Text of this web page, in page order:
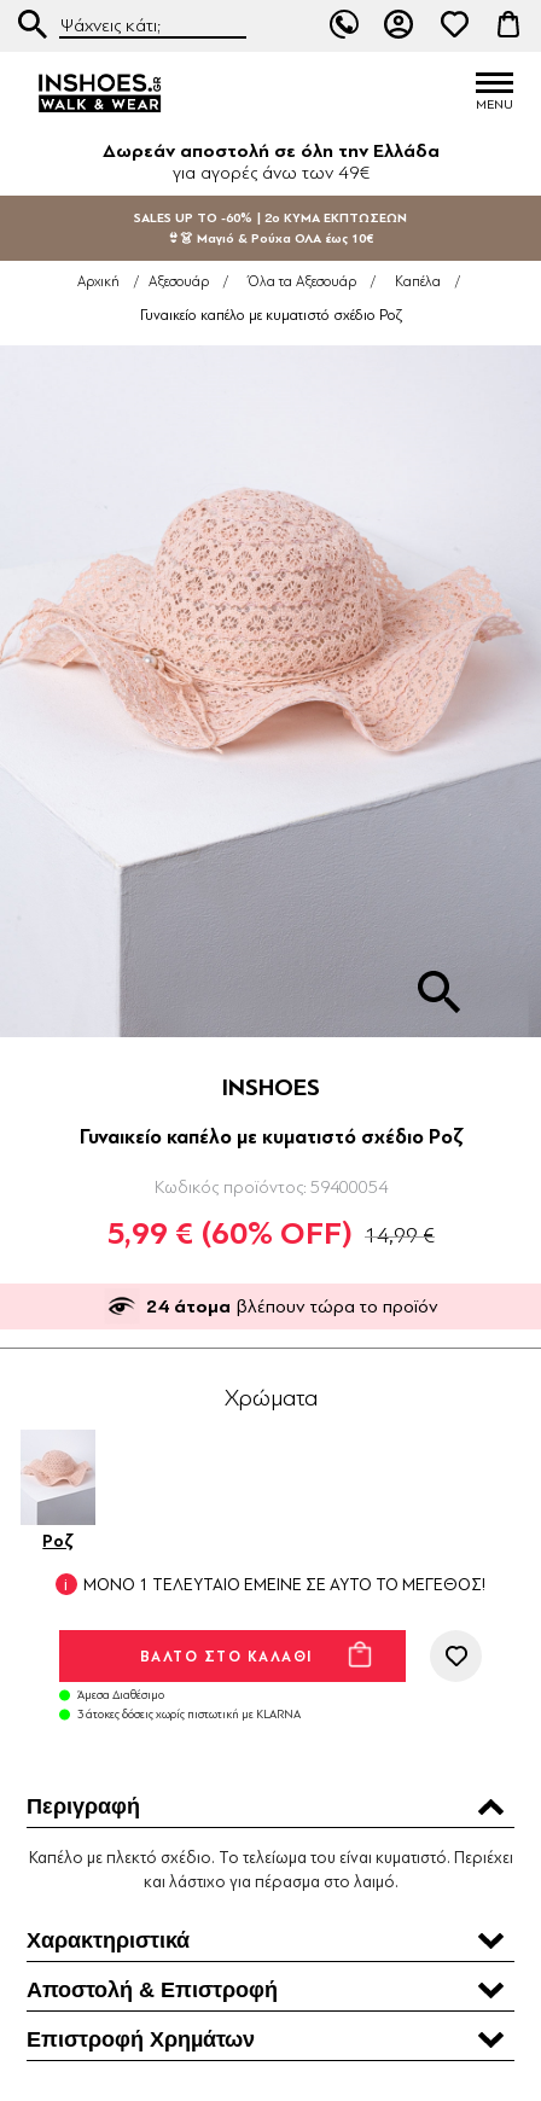
Δωρεάν αποστολή σε όλη την Ελλάδα
για αγορές άνω των 49€
SALES UP TO -60% | 2ο ΚΥΜΑ ΕΚΠΤΩΣΕΩΝ
👙👗 Μαγιό & Ρούχα ΟΛΑ έως 10€
Αρχική / Αξεσουάρ / Όλα τα Αξεσουάρ / Καπέλα /
Γυναικείο καπέλο με κυματιστό σχέδιο Ροζ
INSHOES
Γυναικείο καπέλο με κυματιστό σχέδιο Ροζ
Κωδικός προϊόντος: 59400054
5,99 € (60% OFF) 14,99 €
24 άτομα βλέπουν τώρα το προϊόν
Χρώματα
Ροζ
ΜΟΝΟ 1 ΤΕΛΕΥΤΑΙΟ ΕΜΕΙΝΕ ΣΕ ΑΥΤΟ ΤΟ ΜΕΓΕΘΟΣ!
Άμεσα Διαθέσιμο
3 άτοκες δόσεις χωρίς πιστωτική με KLARNA
Περιγραφή
Καπέλο με πλεκτό σχέδιο. Το τελείωμα του είναι κυματιστό. Περιέχει
και λάστιχο για πέρασμα στο λαιμό.
Χαρακτηριστικά
Αποστολή & Επιστροφή
Επιστροφή Χρηµάτων